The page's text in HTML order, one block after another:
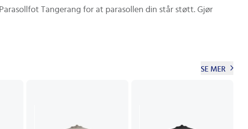
Tangerang for at parasollen din står støtt. Gjør
SE MER